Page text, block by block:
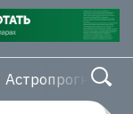
Астропрогноз